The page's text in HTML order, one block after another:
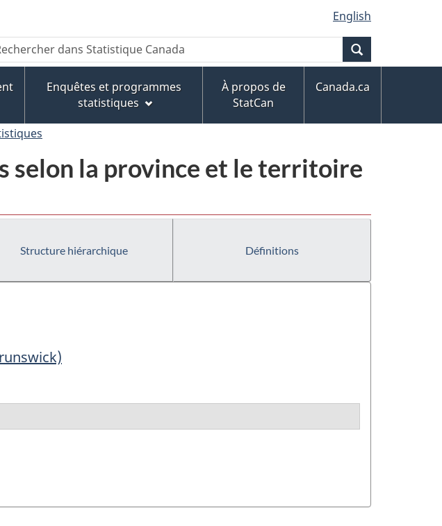
English
Enquêtes et programmes
statistiques
À propos de
StatCan
Canada.ca
selon la province et le territoire
Structure hiérarchique Définitions